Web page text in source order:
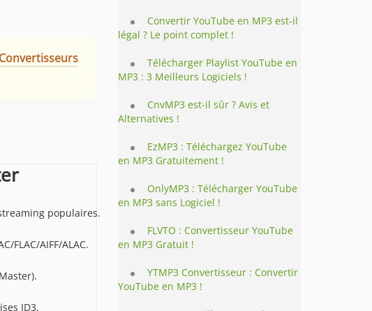
populaires.
FLAC/AIFF/ALAC.
ID3.
Convertir YouTube en MP3 est-il
légal ? Le point complet !
Télécharger Playlist YouTube en
MP3 : 3 Meilleurs Logiciels !
CnvMP3 est-il sûr ? Avis et
Alternatives !
EzMP3 : Téléchargez YouTube
en MP3 Gratuitement !
OnlyMP3 : Télécharger YouTube
en MP3 sans Logiciel !
FLVTO : Convertisseur YouTube
en MP3 Gratuit !
YTMP3 Convertisseur : Convertir
YouTube en MP3 !